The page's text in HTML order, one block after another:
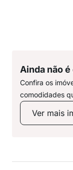
Ainda não
Confira os
comodidades
Ver mais